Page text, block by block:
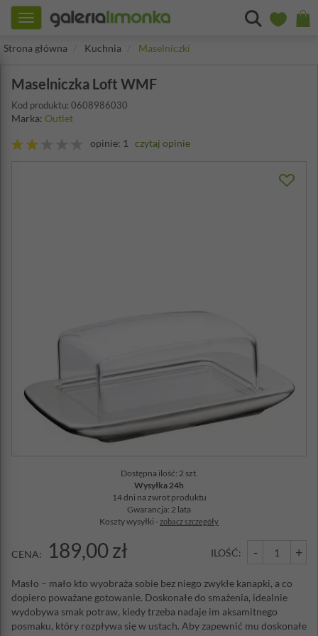
Toggle
navigation
Strona główna
Kuchnia Maselniczki
Maselniczka Loft WMF
Kod produktu: 0608986030
Marka: Outlet
opinie: 1 czytaj opinie
Dostępna ilość: 2 szt.
Wysyłka 24h
14 dni na zwrot produktu
Gwarancja: 2 lata
Koszty wysyłki -zobacz szczegóły
CENA: 189,00 zł ILOŚĆ: - +
Masło – mało kto wyobraża sobie bez niego zwykłe kanapki, a co
dopiero poważane gotowanie. Doskonałe do smażenia, idealnie
wydobywa smak potraw, kiedy trzeba nadaje im aksamitnego
posmaku, który rozpływa się w ustach. Aby zapewnić mu doskonałe